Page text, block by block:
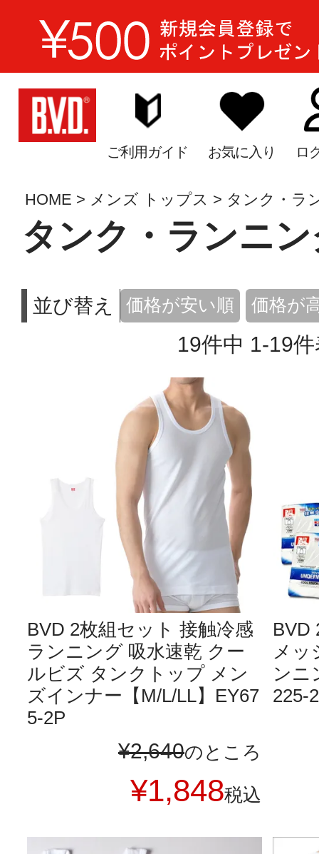
ご利用ガイド お気に入り ロ
HOME メンズ トップス タンク・ラ
タンク・ランニ
並び替え 価格が安い順 価格が
19件中 1-19
BVD 2枚組セット 接触冷感
ランニング 吸水速乾 クー
ルビズ タンクトップ メン
ズインナー【M/L/LL】EY67
5-2P
¥2,640のところ
¥1,848税込
BVD
メッ
ンニ
225-